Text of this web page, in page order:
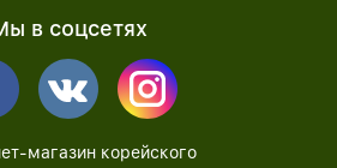
в соцсетях
магазин корейского